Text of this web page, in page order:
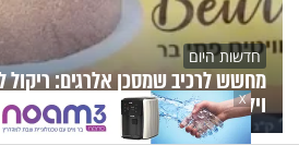
חדשות היום
מחשש לרכיב שמסכן אלרגים:
ויליפוד
X